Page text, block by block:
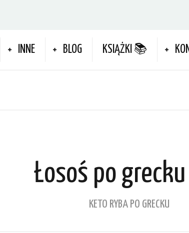
INNE BLOG KSIĄŻKI 📚
Łosoś po
KETO RYBA PO GRECKU